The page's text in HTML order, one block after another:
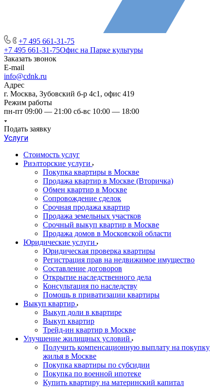
+7 495 661-31-75
+7 495 661-31-75Офис на Парке культуры
Заказать звонок
E-mail
info@cdnk.ru
Адрес
г. Москва, Зубовский б-р 4с1, офис 419
Режим работы
пн-пт 09:00 — 21:00 сб-вс 10:00 — 18:00
Подать заявку
Услуги
Стоимость услуг
Риэлторские услуги
Покупка квартиры в Москве
Продажа квартир в Москве (Вторичка)
Обмен квартир в Москве
Сопровождение сделок
Срочная продажа квартир
Продажа земельных участков
Срочный выкуп квартир в Москве
Продажа домов в Московской области
Юридические услуги
Юридическая проверка квартиры
Регистрация прав на недвижимое имущество
Составление договоров
Открытие наследственного дела
Консультация по наследству
Помощь в приватизации квартиры
Выкуп квартир
Выкуп доли в квартире
Выкуп квартир
Трейд-ин квартир в Москве
Улучшение жилищных условий
Получить компенсационную выплату на покупку
жилья в Москве
Покупка квартиры по субсидии
Покупка по военной ипотеке
Купить квартиру на материнский капитал